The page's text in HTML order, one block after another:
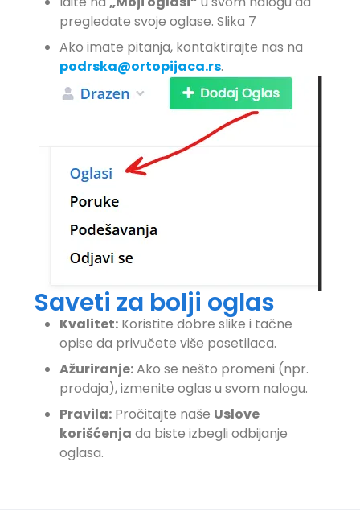
pregledate svoje oglase. Slika 7
Ako imate pitanja, kontaktirajte nas na
podrska@ortopijaca.rs.
Saveti za bolji oglas
Kvalitet: Koristite dobre slike i tačne
opise da privučete više posetilaca.
Ažuriranje:Ako se nešto promeni (npr.
prodaja), izmenite oglas u svom nalogu.
Pravila: Pročitajte naše Uslove
korišćenja da biste izbegli odbijanje
oglasa.